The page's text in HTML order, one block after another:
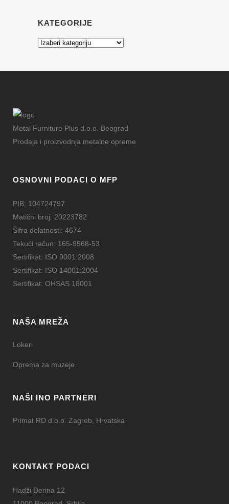
KATEGORIJE
Kategorije
Metal Furniture Plus d.o.o. Beograd
Prodaja i proizvodnja metalne opreme
OSNOVNI PODACI O MFP
PIB: 104724797
Matični broj: 20223782
Šifra delatnosti: 4674
Tekući račun: 165-9568-53
Sertifikat: ISO 9001:2008
Sertifikat: ISO 14001:2004
Sertifikat: OHSAS 18001
NAŠA MREŽA
Lokeri
Oprema za muzeje
NAŠI INO PARTNERI
Primat RD d.o.o. Zagreb, Hrvatska
KONTAKT PODACI
Hadži Đerina 12